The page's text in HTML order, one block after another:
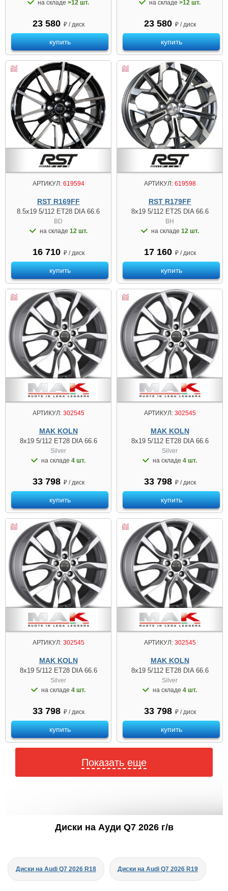
на складе >12 шт.
23 580 ₽ / диск
купить
на складе >12 шт.
23 580 ₽ / диск
купить
АРТИКУЛ:619594
RST R169FF
8.5x19 5/112 ET28 DIA 66.6
BD
на складе 12 шт.
16 710 ₽ / диск
купить
АРТИКУЛ:619598
RST R179FF
8x19 5/112 ET25 DIA 66.6
BH
на складе 12 шт.
17 160 ₽ / диск
купить
АРТИКУЛ:302545
MAK KOLN
8x19 5/112 ET28 DIA 66.6
Silver
на складе 4 шт.
33 798 ₽ / диск
купить
АРТИКУЛ:302545
MAK KOLN
8x19 5/112 ET28 DIA 66.6
Silver
на складе 4 шт.
33 798 ₽ / диск
купить
АРТИКУЛ:302545
MAK KOLN
8x19 5/112 ET28 DIA 66.6
Silver
на складе 4 шт.
33 798 ₽ / диск
купить
АРТИКУЛ:302545
MAK KOLN
8x19 5/112 ET28 DIA 66.6
Silver
на складе 4 шт.
33 798 ₽ / диск
купить
Показать еще
Диски на Ауди Q7 2026 г/в
Диски на Audi Q7 2026 R18 Диски на Audi Q7 2026 R19